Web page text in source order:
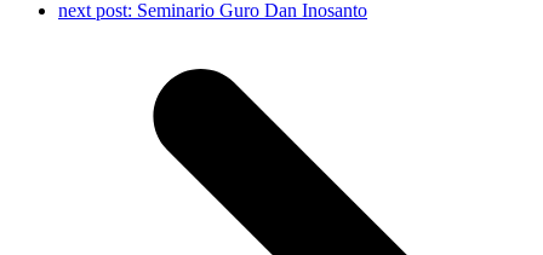
next post: Seminario Guro Dan Inosanto